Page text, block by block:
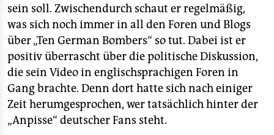
sein soll. Zwischendurch schaut er regelmäßig,
was sich noch immer in all den Foren und Blogs
über „Ten German Bombers“ so tut. Dabei ist er
positiv überrascht über die politische Diskussion,
die sein Video in englischsprachigen Foren in
Gang brachte. Denn dort hatte sich nach einiger
Zeit herumgesprochen, wer tatsächlich hinter der
„Anpisse“ deutscher Fans steht.